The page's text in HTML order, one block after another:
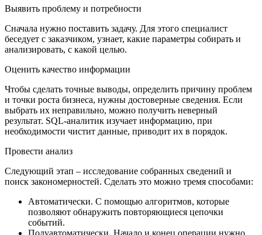
Выявить проблему и потребности
Сначала нужно поставить задачу. Для этого специалист
беседует с заказчиком, узнает, какие параметры собирать и
анализировать, с какой целью.
Оценить качество информации
Чтобы сделать точные выводы, определить причину проблем
и точки роста бизнеса, нужны достоверные сведения. Если
выбрать их неправильно, можно получить неверный
результат. SQL-аналитик изучает информацию, при
необходимости чистит данные, приводит их в порядок.
Провести анализ
Следующий этап – исследование собранных сведений и
поиск закономерностей. Сделать это можно тремя способами:
Автоматически. С помощью алгоритмов, которые
позволяют обнаружить повторяющиеся цепочки
событий.
Полуавтоматически. Начало и конец операции нужно